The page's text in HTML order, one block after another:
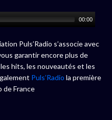
00:00
Puls’Radio s’associe avec
garantir encore plus de
les hits, les nouveautés et les
Puls’Radio la première
de France